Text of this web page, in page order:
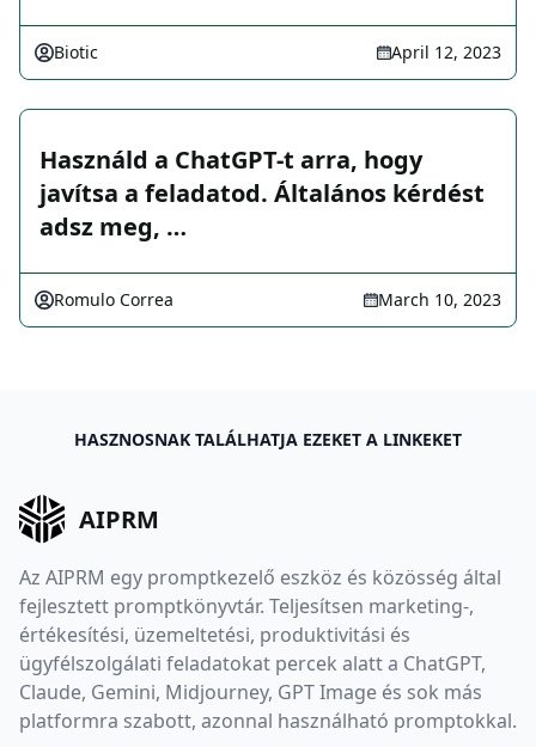
Biotic April 12, 2023
Használd a ChatGPT-t arra, hogy
javítsa a feladatod. Általános kérdést
adsz meg, …
Romulo Correa March 10, 2023
HASZNOSNAK TALÁLHATJA EZEKET A LINKEKET
AIPRM
Az AIPRM egy promptkezelő eszköz és közösség által
fejlesztett promptkönyvtár. Teljesítsen marketing-,
értékesítési, üzemeltetési, produktivitási és
ügyfélszolgálati feladatokat percek alatt a ChatGPT,
Claude, Gemini, Midjourney, GPT Image és sok más
platformra szabott, azonnal használható promptokkal.